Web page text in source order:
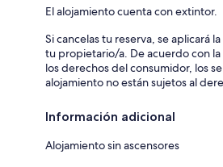
El alojamiento cuenta con extintor.
Si cancelas tu reserva, se aplicará
tu propietario/a. De acuerdo con
los derechos del consumidor, los
alojamiento no están sujetos al
Información adicional
Alojamiento sin ascensores